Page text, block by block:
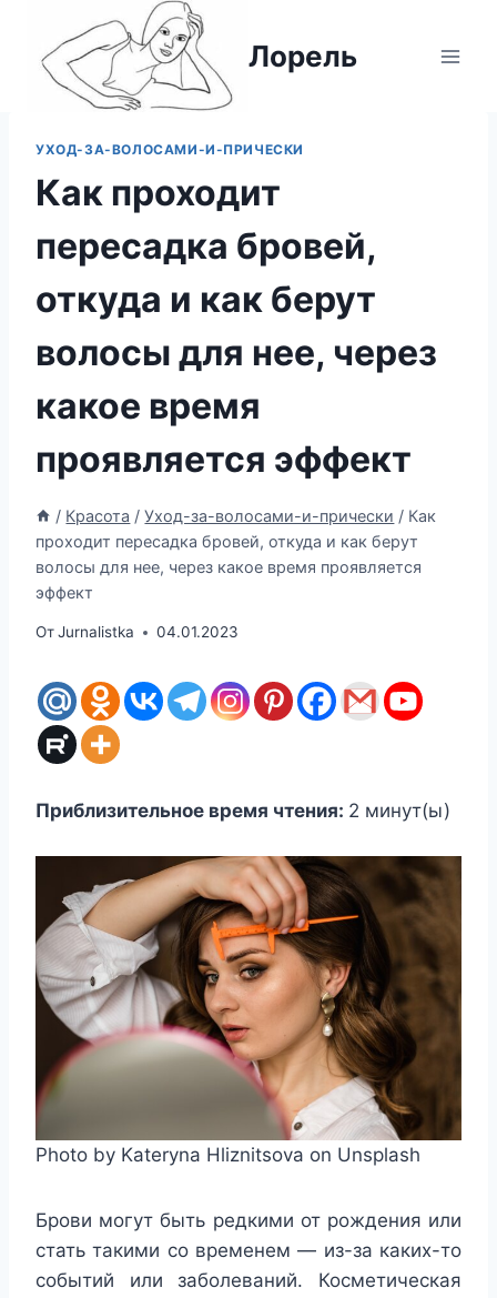
содержимому
Лорель
УХОД-ЗА-ВОЛОСАМИ-И-ПРИЧЕСКИ
Как проходит
пересадка бровей,
откуда и как берут
волосы для нее, через
какое время
проявляется эффект
/ Красота / Уход-за-волосами-и-прически / Как
проходит пересадка бровей, откуда и как берут
волосы для нее, через какое время проявляется
эффект
ОтJurnalistka 04.01.2023
Приблизительное время чтения: 2 минут(ы)
Photo by Kateryna Hliznitsova on Unsplash
Брови могут быть редкими от рождения или
стать такими со временем — из-за каких-то
событий или заболеваний. Косметическая